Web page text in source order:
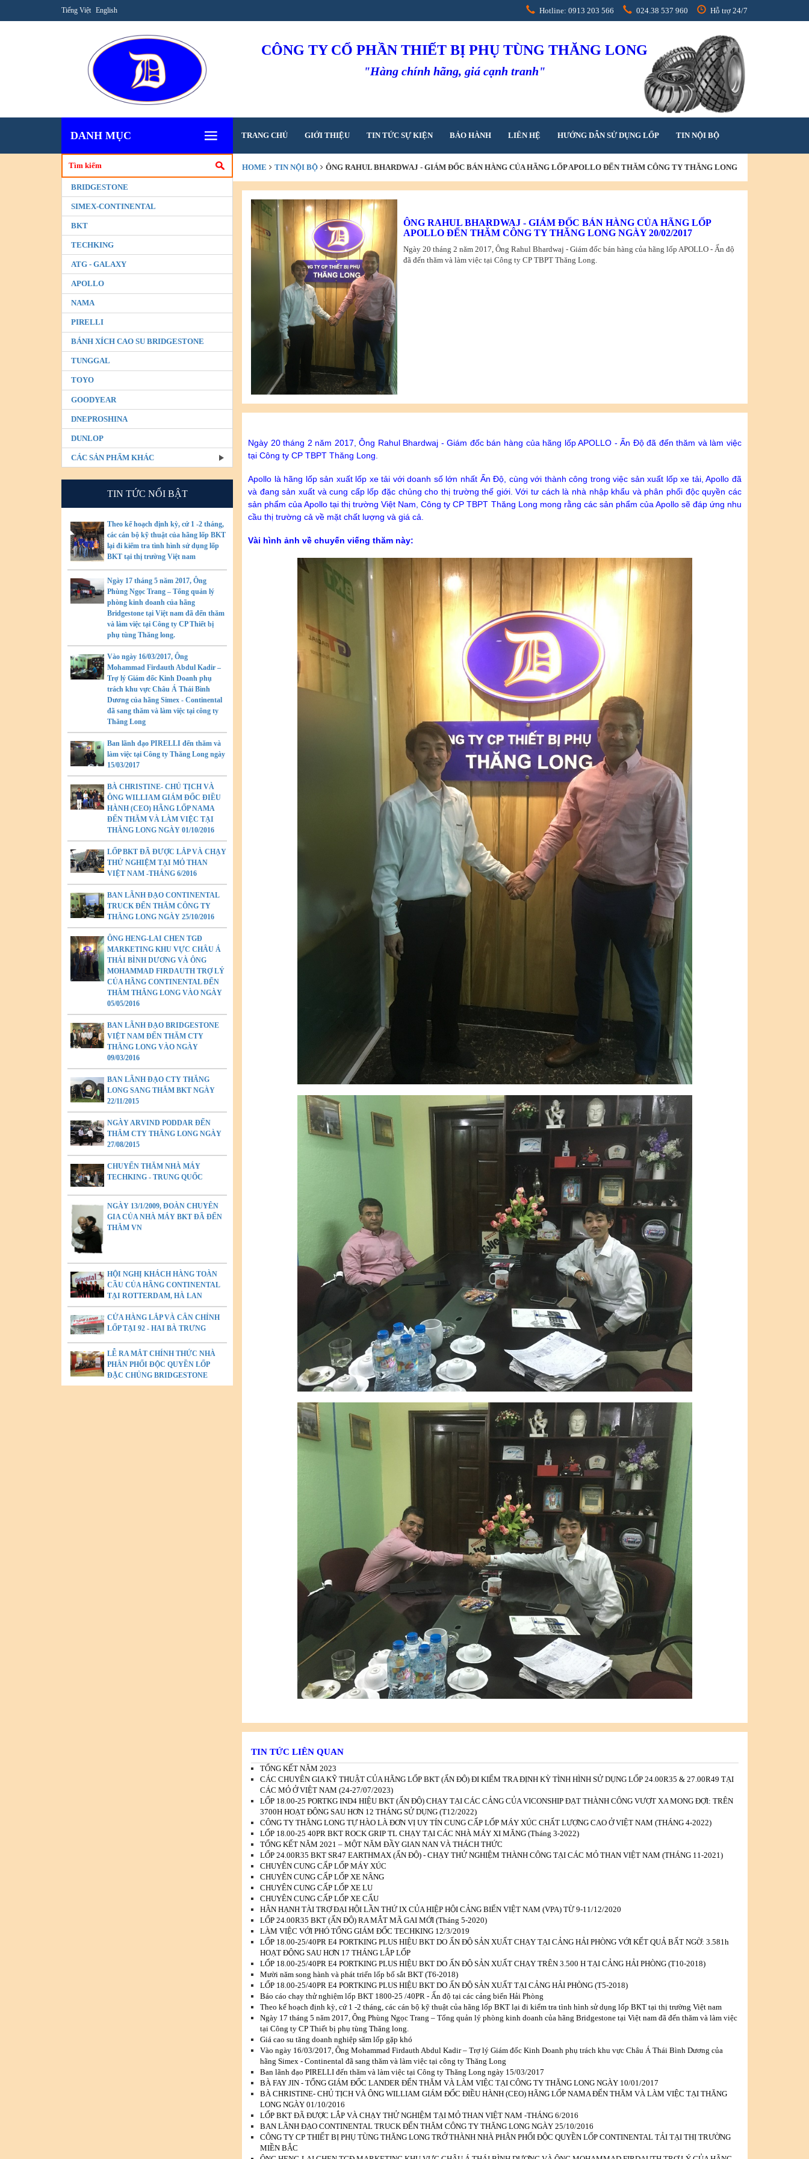
Tiếng Việt English Hotline: 0913 203 566 024.38 537 960 Hỗ trợ 24/7
CÔNG TY CỔ PHẦN THIẾT BỊ PHỤ TÙNG THĂNG LONG
"Hàng chính hãng, giá cạnh tranh"
DANH MỤC TRANG CHỦ GIỚI THIỆU TIN TỨC SỰ KIỆN BẢO HÀNH LIÊN HỆ HƯỚNG DẪN SỬ DỤNG LỐP TIN NỘI BỘ
BRIDGESTONE
SIMEX-CONTINENTAL
BKT
TECHKING
ATG - GALAXY
APOLLO
NAMA
PIRELLI
BÁNH XÍCH CAO SU BRIDGESTONE
TUNGGAL
TOYO
GOODYEAR
DNEPROSHINA
DUNLOP
CÁC SẢN PHẨM KHÁC
TIN TỨC NỔI BẬT
Theo kế hoạch định kỳ, cứ 1 -2 tháng,
các cán bộ kỹ thuật của hãng lốp BKT
lại đi kiểm tra tình hình sử dụng lốp
BKT tại thị trường Việt nam
Ngày 17 tháng 5 năm 2017, Ông
Phùng Ngọc Trang – Tổng quản lý
phòng kinh doanh của hãng
Bridgestone tại Việt nam đã đến thăm
và làm việc tại Công ty CP Thiết bị
phụ tùng Thăng long.
Vào ngày 16/03/2017, Ông
Mohammad Firdauth Abdul Kadir –
Trợ lý Giám đốc Kinh Doanh phụ
trách khu vực Châu Á Thái Bình
Dương của hãng Simex - Continental
đã sang thăm và làm việc tại công ty
Thăng Long
Ban lãnh đạo PIRELLI đến thăm và
làm việc tại Công ty Thăng Long ngày
15/03/2017
BÀ CHRISTINE- CHỦ TỊCH VÀ
ÔNG WILLIAM GIÁM ĐỐC ĐIỀU
HÀNH (CEO) HÃNG LỐP NAMA
ĐẾN THĂM VÀ LÀM VIỆC TẠI
THĂNG LONG NGÀY 01/10/2016
LỐP BKT ĐÃ ĐƯỢC LẮP VÀ CHẠY
THỬ NGHIỆM TẠI MỎ THAN
VIỆT NAM -THÁNG 6/2016
BAN LÃNH ĐẠO CONTINENTAL
TRUCK ĐẾN THĂM CÔNG TY
THĂNG LONG NGÀY 25/10/2016
ÔNG HENG-LAI CHEN TGĐ
MARKETING KHU VỰC CHÂU Á
THÁI BÌNH DƯƠNG VÀ ÔNG
MOHAMMAD FIRDAUTH TRỢ LÝ
CỦA HÃNG CONTINENTAL ĐẾN
THĂM THĂNG LONG VÀO NGÀY
05/05/2016
BAN LÃNH ĐẠO BRIDGESTONE
VIỆT NAM ĐẾN THĂM CTY
THĂNG LONG VÀO NGÀY
09/03/2016
BAN LÃNH ĐẠO CTY THĂNG
LONG SANG THĂM BKT NGÀY
22/11/2015
NGÀY ARVIND PODDAR ĐẾN
THĂM CTY THĂNG LONG NGÀY
27/08/2015
CHUYẾN THĂM NHÀ MÁY
TECHKING - TRUNG QUỐC
NGÀY 13/1/2009, ĐOÀN CHUYÊN
GIA CỦA NHÀ MÁY BKT ĐÃ ĐẾN
THĂM VN
HỘI NGHỊ KHÁCH HÀNG TOÀN
CẦU CỦA HÃNG CONTINENTAL
TẠI ROTTERDAM, HÀ LAN
CỬA HÀNG LẮP VÀ CÂN CHỈNH
LỐP TẠI 92 - HAI BÀ TRƯNG
LỄ RA MẮT CHÍNH THỨC NHÀ
PHÂN PHỐI ĐỘC QUYỀN LỐP
ĐẶC CHỦNG BRIDGESTONE
HOME TIN NỘI BỘ ÔNG RAHUL BHARDWAJ - GIÁM ĐỐC BÁN HÀNG CỦA HÃNG LỐP APOLLO ĐẾN THĂM CÔNG TY THĂNG LONG
ÔNG RAHUL BHARDWAJ - GIÁM ĐỐC BÁN HÀNG CỦA HÃNG LỐP
APOLLO ĐẾN THĂM CÔNG TY THĂNG LONG NGÀY 20/02/2017
Ngày 20 tháng 2 năm 2017, Ông Rahul Bhardwaj - Giám đốc bán hàng của hãng lốp APOLLO - Ấn độ
đã đến thăm và làm việc tại Công ty CP TBPT Thăng Long.
Ngày 20 tháng 2 năm 2017, Ông Rahul Bhardwaj - Giám đốc bán hàng của hãng lốp APOLLO - Ấn Độ đã đến thăm và làm việc
tại Công ty CP TBPT Thăng Long.
Apollo là hãng lốp sản xuất lốp xe tải với doanh số lớn nhất Ấn Độ, cùng với thành công trong việc sản xuất lốp xe tải, Apollo đã
và đang sản xuất và cung cấp lốp đặc chủng cho thị trường thế giới. Với tư cách là nhà nhập khẩu và phân phối độc quyền các
sản phẩm của Apollo tại thị trường Việt Nam, Công ty CP TBPT Thăng Long mong rằng các sản phẩm của Apollo sẽ đáp ứng nhu
cầu thị trường cả về mặt chất lượng và giá cả.
Vài hình ảnh về chuyến viếng thăm này:
TIN TỨC LIÊN QUAN
TỔNG KẾT NĂM 2023
CÁC CHUYÊN GIA KỸ THUẬT CỦA HÃNG LỐP BKT (ẤN ĐỘ) ĐI KIỂM TRA ĐỊNH KỲ TÌNH HÌNH SỬ DỤNG LỐP 24.00R35 & 27.00R49 TẠI
CÁC MỎ Ở VIỆT NAM (24-27/07/2023)
LỐP 18.00-25 PORTKG IND4 HIỆU BKT (ẤN ĐỘ) CHẠY TẠI CÁC CẢNG CỦA VICONSHIP ĐẠT THÀNH CÔNG VƯỢT XA MONG ĐỢI: TRÊN
3700H HOẠT ĐỘNG SAU HƠN 12 THÁNG SỬ DỤNG (T12/2022)
CÔNG TY THĂNG LONG TỰ HÀO LÀ ĐƠN VỊ UY TÍN CUNG CẤP LỐP MÁY XÚC CHẤT LƯỢNG CAO Ở VIỆT NAM (THÁNG 4-2022)
LỐP 18.00-25 40PR BKT ROCK GRIP TL CHẠY TẠI CÁC NHÀ MÁY XI MĂNG (Tháng 3-2022)
TỔNG KẾT NĂM 2021 – MỘT NĂM ĐẦY GIAN NAN VÀ THÁCH THỨC
LỐP 24.00R35 BKT SR47 EARTHMAX (ẤN ĐỘ) - CHẠY THỬ NGHIỆM THÀNH CÔNG TẠI CÁC MỎ THAN VIỆT NAM (THÁNG 11-2021)
CHUYÊN CUNG CẤP LỐP MÁY XÚC
CHUYÊN CUNG CẤP LỐP XE NÂNG
CHUYÊN CUNG CẤP LỐP XE LU
CHUYÊN CUNG CẤP LỐP XE CẨU
HÂN HẠNH TÀI TRỢ ĐẠI HỘI LẦN THỨ IX CỦA HIỆP HỘI CẢNG BIỂN VIỆT NAM (VPA) TỪ 9-11/12/2020
LỐP 24.00R35 BKT (ẤN ĐỘ) RA MẮT MÃ GAI MỚI (Tháng 5-2020)
LÀM VIỆC VỚI PHÓ TỔNG GIÁM ĐỐC TECHKING 12/3/2019
LỐP 18.00-25/40PR E4 PORTKING PLUS HIỆU BKT DO ẤN ĐỘ SẢN XUẤT CHẠY TẠI CẢNG HẢI PHÒNG VỚI KẾT QUẢ BẤT NGỜ: 3.581h
HOẠT ĐỘNG SAU HƠN 17 THÁNG LẮP LỐP
LỐP 18.00-25/40PR E4 PORTKING PLUS HIỆU BKT DO ẤN ĐỘ SẢN XUẤT CHẠY TRÊN 3.500 H TẠI CẢNG HẢI PHÒNG (T10-2018)
Mười năm song hành và phát triển lốp bố sắt BKT (T6-2018)
LỐP 18.00-25/40PR E4 PORTKING PLUS HIỆU BKT DO ẤN ĐỘ SẢN XUẤT TẠI CẢNG HẢI PHÒNG (T5-2018)
Báo cáo chạy thử nghiệm lốp BKT 1800-25 /40PR - Ấn độ tại các cảng biển Hải Phòng
Theo kế hoạch định kỳ, cứ 1 -2 tháng, các cán bộ kỹ thuật của hãng lốp BKT lại đi kiểm tra tình hình sử dụng lốp BKT tại thị trường Việt nam
Ngày 17 tháng 5 năm 2017, Ông Phùng Ngọc Trang – Tổng quản lý phòng kinh doanh của hãng Bridgestone tại Việt nam đã đến thăm và làm việc
tại Công ty CP Thiết bị phụ tùng Thăng long.
Giá cao su tăng doanh nghiệp săm lốp gặp khó
Vào ngày 16/03/2017, Ông Mohammad Firdauth Abdul Kadir – Trợ lý Giám đốc Kinh Doanh phụ trách khu vực Châu Á Thái Bình Dương của
hãng Simex - Continental đã sang thăm và làm việc tại công ty Thăng Long
Ban lãnh đạo PIRELLI đến thăm và làm việc tại Công ty Thăng Long ngày 15/03/2017
BÀ FAY JIN - TỔNG GIÁM ĐỐC LANDER ĐẾN THĂM VÀ LÀM VIỆC TẠI CÔNG TY THĂNG LONG NGÀY 10/01/2017
BÀ CHRISTINE- CHỦ TỊCH VÀ ÔNG WILLIAM GIÁM ĐỐC ĐIỀU HÀNH (CEO) HÃNG LỐP NAMA ĐẾN THĂM VÀ LÀM VIỆC TẠI THĂNG
LONG NGÀY 01/10/2016
LỐP BKT ĐÃ ĐƯỢC LẮP VÀ CHẠY THỬ NGHIỆM TẠI MỎ THAN VIỆT NAM -THÁNG 6/2016
BAN LÃNH ĐẠO CONTINENTAL TRUCK ĐẾN THĂM CÔNG TY THĂNG LONG NGÀY 25/10/2016
CÔNG TY CP THIẾT BỊ PHỤ TÙNG THĂNG LONG TRỞ THÀNH NHÀ PHÂN PHỐI ĐỘC QUYỀN LỐP CONTINENTAL TẢI TẠI THỊ TRƯỜNG
MIỀN BẮC